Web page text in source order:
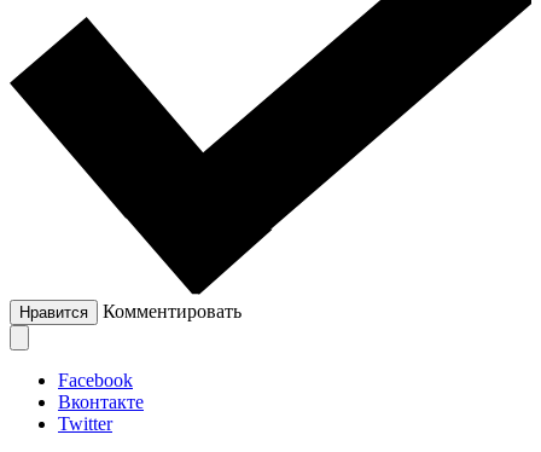
Нравится Комментировать
Facebook
Вконтакте
Twitter